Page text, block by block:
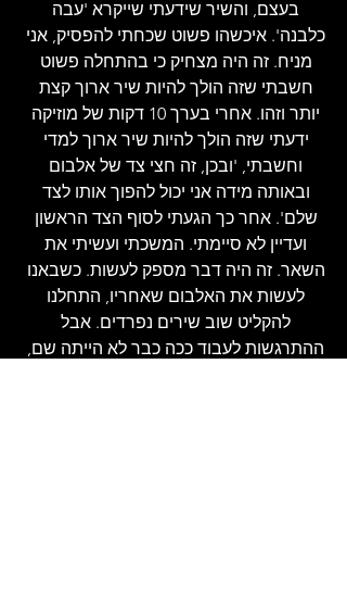
בעצם, והשיר שידעתי שייקרא 'עבה
כלבנה'. איכשהו פשוט שכחתי להפסיק, אני
מניח. זה היה מצחיק כי בהתחלה פשוט
חשבתי שזה הולך להיות שיר ארוך קצת
יותר וזהו. אחרי בערך 10 דקות של מוזיקה
ידעתי שזה הולך להיות שיר ארוך למדי
וחשבתי, 'ובכן, זה חצי צד של אלבום
ובאותה מידה אני יכול להפוך אותו לצד
שלם'. אחר כך הגעתי לסוף הצד הראשון
ועדיין לא סיימתי. המשכתי ועשיתי את
השאר. זה היה דבר מספק לעשות. כשבאנו
לעשות את האלבום שאחריו, התחלנו
להקליט שוב ​​שירים נפרדים. אבל
ההתרגשות לעבוד ככה כבר לא הייתה שם,